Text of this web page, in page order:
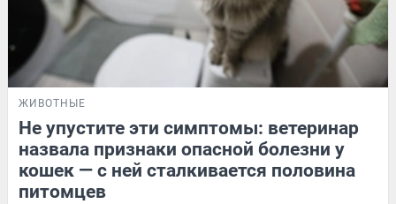
ЖИВОТНЫЕ
Не упустите эти симптомы: ветеринар
назвала признаки опасной болезни у
кошек — с ней сталкивается половина
питомцев